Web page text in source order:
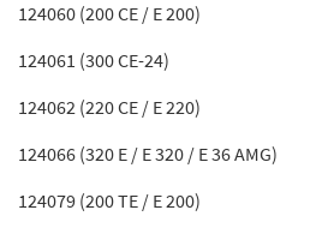
124060 (200 CE / E 200)
124061 (300 CE-24)
124062 (220 CE / E 220)
124066 (320 E / E 320 / E 36 AMG)
124079 (200 TE / E 200)